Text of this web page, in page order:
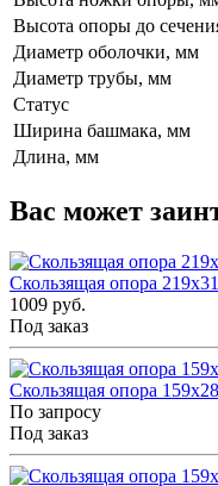
Высота опоры до
Диаметр оболочки, мм
Диаметр трубы, мм
Статус
Ширина башмака, мм
Длина, мм
Вас может
Скользящая опора
1009 руб.
Под заказ
Скользящая опора
По запросу
Под заказ